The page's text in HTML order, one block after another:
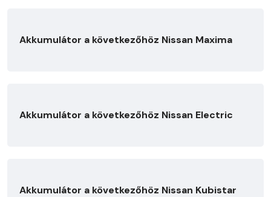
Akkumulátor a következőhöz Nissan Maxima
Akkumulátor a következőhöz Nissan Electric
Akkumulátor a következőhöz Nissan Kubistar